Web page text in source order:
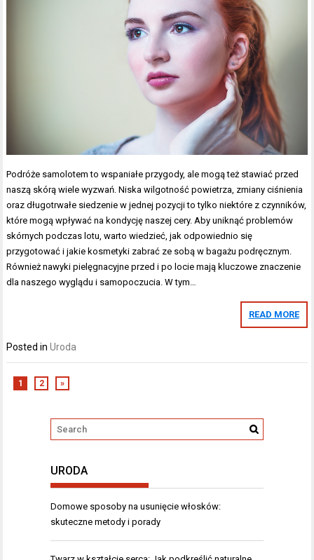
Podróże samolotem to wspaniałe przygody, ale mogą też stawiać przed
naszą skórą wiele wyzwań. Niska wilgotność powietrza, zmiany ciśnienia
oraz długotrwałe siedzenie w jednej pozycji to tylko niektóre z czynników,
które mogą wpływać na kondycję naszej cery. Aby uniknąć problemów
skórnych podczas lotu, warto wiedzieć, jak odpowiednio się
przygotować i jakie kosmetyki zabrać ze sobą w bagażu podręcznym.
Również nawyki pielęgnacyjne przed i po locie mają kluczowe znaczenie
dla naszego wyglądu i samopoczucia. W tym…
READ MORE
Posted inUroda
1 2 »
URODA
Domowe sposoby na usunięcie włosków:
skuteczne metody i porady